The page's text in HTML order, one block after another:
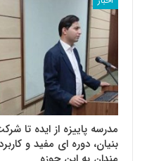
مدرسه پاییزه از ایده تا
بنیان، دوره ای مفید و